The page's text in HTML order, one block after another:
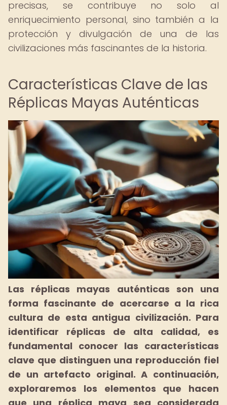
precisas, se contribuye no solo al
enriquecimiento personal, sino también a la
protección y divulgación de una de las
civilizaciones más fascinantes de la historia.
Características Clave de las
Réplicas Mayas Auténticas
Las réplicas mayas auténticas son una
forma fascinante de acercarse a la rica
cultura de esta antigua civilización. Para
identificar réplicas de alta calidad, es
fundamental conocer las características
clave que distinguen una reproducción fiel
de un artefacto original. A continuación,
exploraremos los elementos que hacen